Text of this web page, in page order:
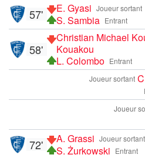
Joueur sortant
E. Gyasi
Entrant
S. Sambia
57'
Christian Michael
Kouakou
Entrant
L. Colombo
58'
Joueur sortant
Joueur
Joueur sortant
A. Grassi
Entrant
S. Żurkowski
72'